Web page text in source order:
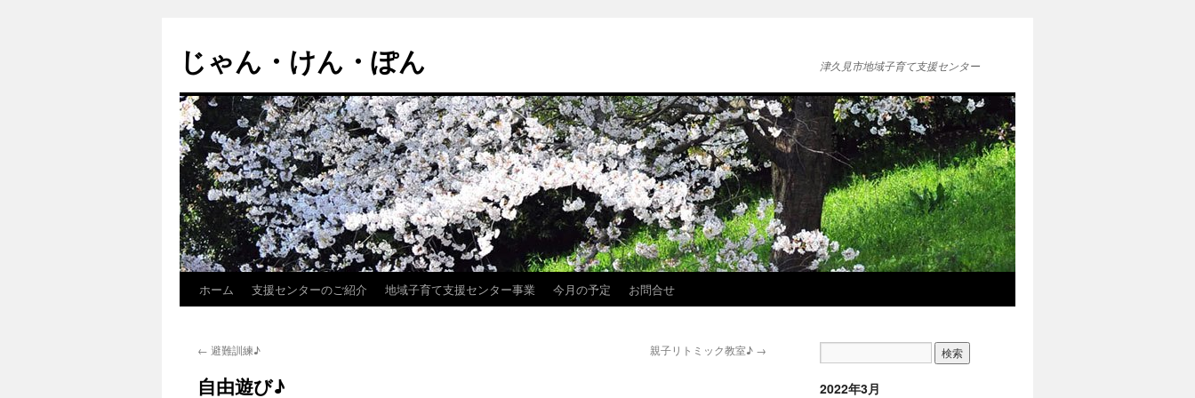
じゃん・けん・ぽん 津久見市地域子育て支援センター
ホーム 支援センターのご紹介 地域子育て支援センター事業 今月の予定 お問合せ
← 避難訓練♪ 親子リトミック教室♪ →
自由遊び♪ 2022年3月